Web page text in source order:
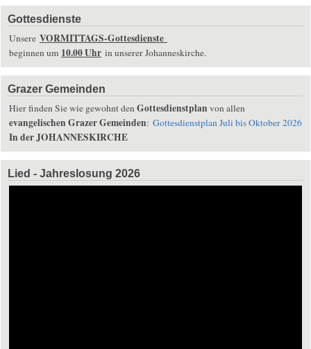
Gottesdienste
Unsere VORMITTAGS-Gottesdienste
beginnen um 10.00 Uhr in unserer Johanneskirche.
Grazer Gemeinden
Hier finden Sie wie gewohnt den Gottesdienstplan von allen
evangelischen Grazer Gemeinden: Gottesdienstplan Juli bis Oktober 2026
In der JOHANNESKIRCHE
Lied - Jahreslosung 2026